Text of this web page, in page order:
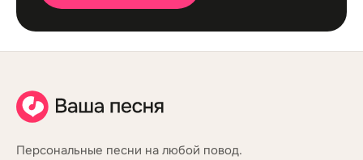
Персональные песни на любой повод.